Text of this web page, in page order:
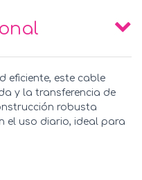
eficiente, este cable
y la transferencia de
robusta
el uso diario, ideal para